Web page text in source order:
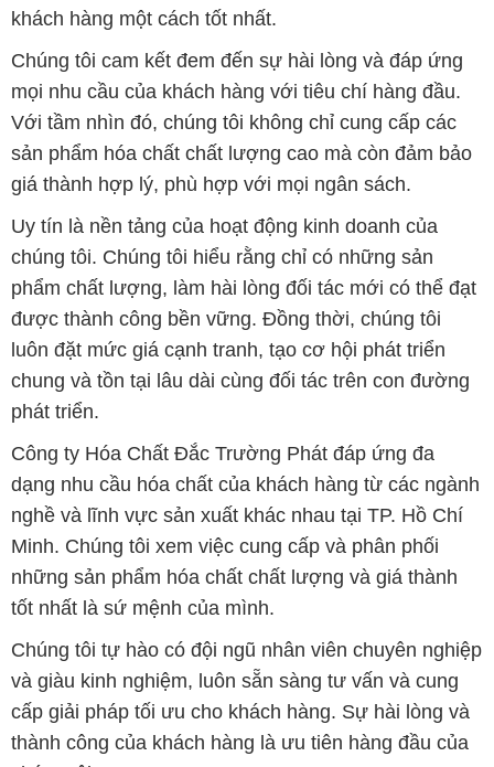
sản phẩm hóa chất chất lượng cao mà còn đảm bảo
giá thành hợp lý, phù hợp với mọi ngân sách.
Uy tín là nền tảng của hoạt động kinh doanh của
chúng tôi. Chúng tôi hiểu rằng chỉ có những sản
phẩm chất lượng, làm hài lòng đối tác mới có thể đạt
được thành công bền vững. Đồng thời, chúng tôi
luôn đặt mức giá cạnh tranh, tạo cơ hội phát triển
chung và tồn tại lâu dài cùng đối tác trên con đường
phát triển.
Công ty Hóa Chất Đắc Trường Phát đáp ứng đa
dạng nhu cầu hóa chất của khách hàng từ các ngành
nghề và lĩnh vực sản xuất khác nhau tại TP. Hồ Chí
Minh. Chúng tôi xem việc cung cấp và phân phối
những sản phẩm hóa chất chất lượng và giá thành
tốt nhất là sứ mệnh của mình.
Chúng tôi tự hào có đội ngũ nhân viên chuyên nghiệp
và giàu kinh nghiệm, luôn sẵn sàng tư vấn và cung
cấp giải pháp tối ưu cho khách hàng. Sự hài lòng và
thành công của khách hàng là ưu tiên hàng đầu của
chúng tôi.
Để biết thêm thông tin chi tiết và được tư vấn, quý
khách hàng có thể truy cập vào trang web của chúng
tôi tại địa chỉ congtyhoachat.net. Chúng tôi rất hân